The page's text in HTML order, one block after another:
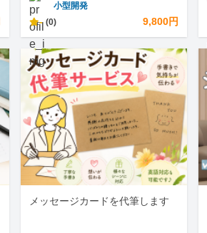
小型開発
- (0) 9,800円
メッセージカードを代筆します